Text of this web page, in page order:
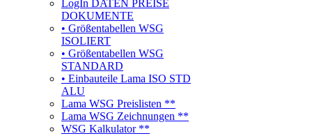
LogIn DATEN PREISE
DOKUMENTE
• Größentabellen WSG
ISOLIERT
• Größentabellen WSG
STANDARD
• Einbauteile Lama ISO STD
ALU
Lama WSG Preislisten **
Lama WSG Zeichnungen **
WSG Kalkulator **